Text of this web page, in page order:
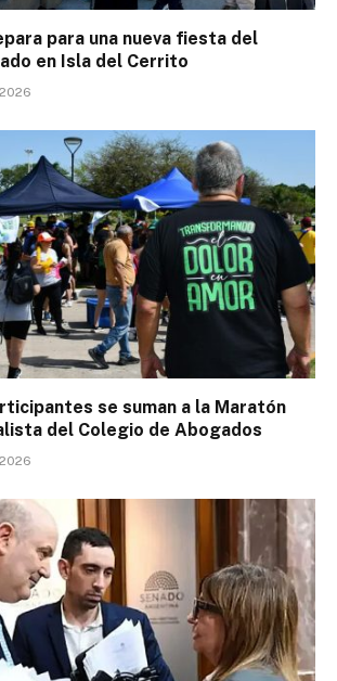
para una nueva fiesta del
en Isla del Cerrito
se suman a la Maratón
del Colegio de Abogados